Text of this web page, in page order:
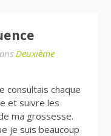
Deuxième
consultais chaque
et suivre les
ma grossesse.
je suis beaucoup